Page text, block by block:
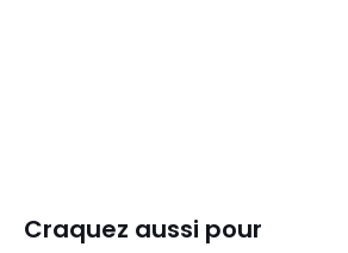
Craquez aussi pour